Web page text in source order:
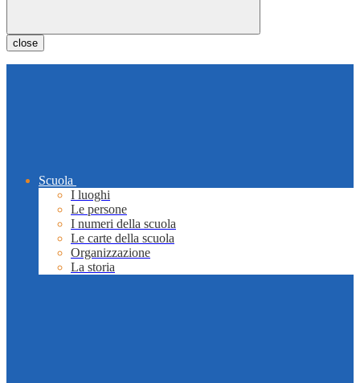
close
Scuola
I luoghi
Le persone
I numeri della scuola
Le carte della scuola
Organizzazione
La storia